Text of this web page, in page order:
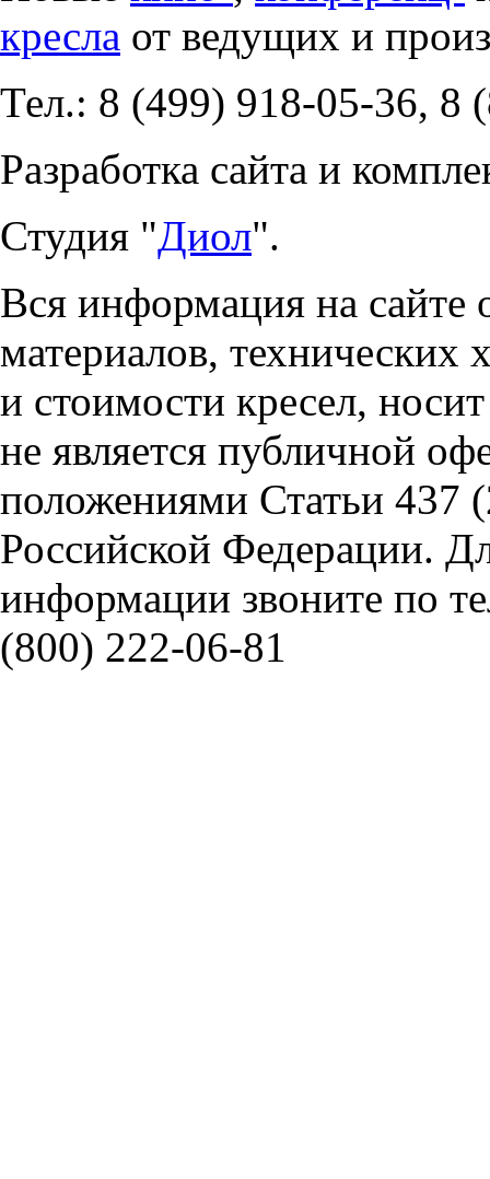
кресла от ведущих и
Тел.: 8 (499) 918-05-36, 8
Разработка сайта и
Студия "Диол".
Вся информация на сайте
материалов, технических
и стоимости кресел,
не является публичной
положениями Статьи 437
Российской Федерации.
информации звоните по
(800) 222-06-81